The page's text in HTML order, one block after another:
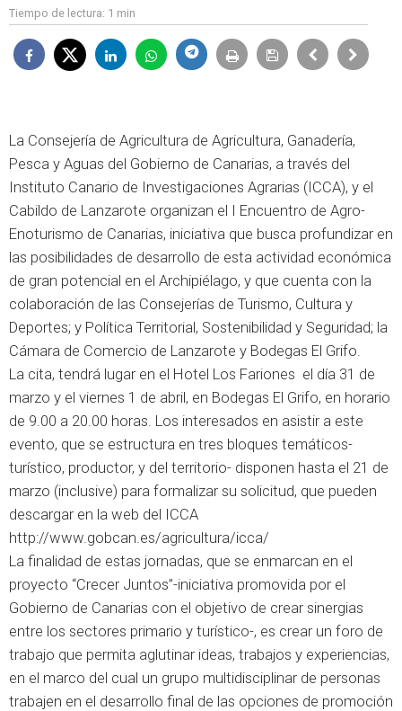
Tiempo de lectura: 1 min
La Consejería de Agricultura de Agricultura, Ganadería,
Pesca y Aguas del Gobierno de Canarias, a través del
Instituto Canario de Investigaciones Agrarias (ICCA), y el
Cabildo de Lanzarote organizan el I Encuentro de Agro-
Enoturismo de Canarias, iniciativa que busca profundizar en
las posibilidades de desarrollo de esta actividad económica
de gran potencial en el Archipiélago, y que cuenta con la
colaboración de las Consejerías de Turismo, Cultura y
Deportes; y Política Territorial, Sostenibilidad y Seguridad; la
Cámara de Comercio de Lanzarote y Bodegas El Grifo.
La cita, tendrá lugar en el Hotel Los Fariones el día 31 de
marzo y el viernes 1 de abril, en Bodegas El Grifo, en horario
de 9.00 a 20.00 horas. Los interesados en asistir a este
evento, que se estructura en tres bloques temáticos-
turístico, productor, y del territorio- disponen hasta el 21 de
marzo (inclusive) para formalizar su solicitud, que pueden
descargar en la web del ICCA
http://www.gobcan.es/agricultura/icca/
La finalidad de estas jornadas, que se enmarcan en el
proyecto “Crecer Juntos”-iniciativa promovida por el
Gobierno de Canarias con el objetivo de crear sinergias
entre los sectores primario y turístico-, es crear un foro de
trabajo que permita aglutinar ideas, trabajos y experiencias,
en el marco del cual un grupo multidisciplinar de personas
trabajen en el desarrollo final de las opciones de promoción